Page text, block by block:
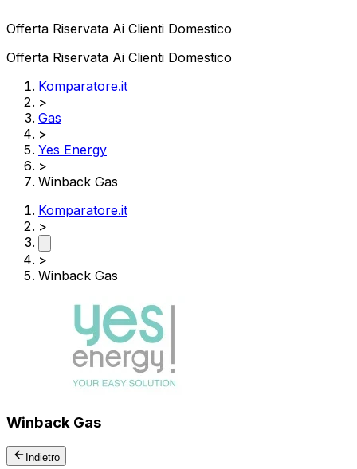
Offerta Riservata Ai Clienti Domestico
Offerta Riservata Ai Clienti Domestico
Komparatore.it
>
Gas
>
Yes Energy
>
Winback Gas
Komparatore.it
>
>
Winback Gas
Winback Gas
Indietro